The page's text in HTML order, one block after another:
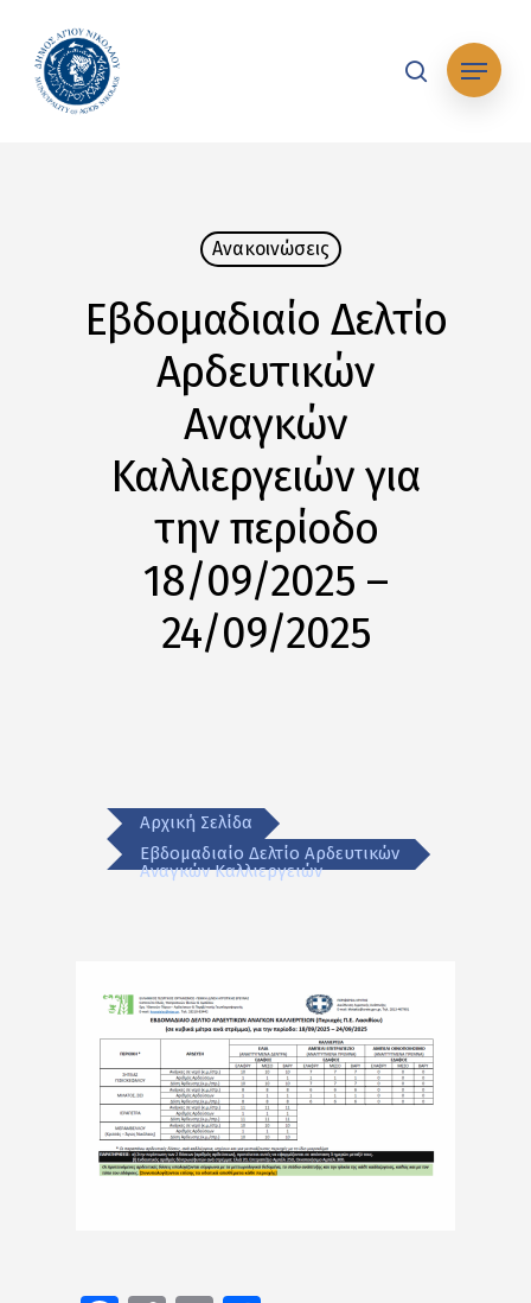
main
content
searchΜενού
Ανακοινώσεις
Εβδομαδιαίο Δελτίο
Αρδευτικών
Αναγκών
Καλλιεργειών για
την περίοδο
18/09/2025 –
24/09/2025
Αρχική Σελίδα
Εβδομαδιαίο Δελτίο Αρδευτικών
Αναγκών Καλλιεργειών